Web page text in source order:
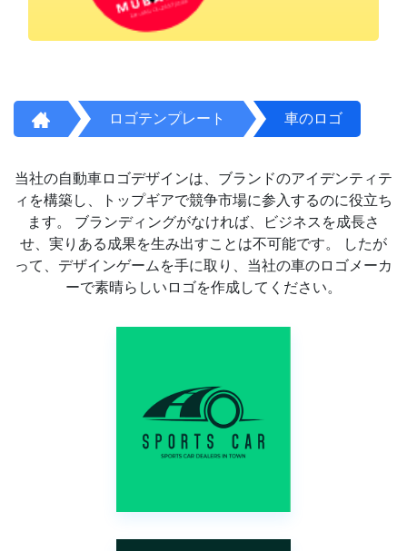
ロゴテンプレート 車のロゴ
当社の自動車ロゴデザインは、ブランドのアイデンティテ
ィを構築し、トップギアで競争市場に参入するのに役立ち
ます。 ブランディングがなければ、ビジネスを成長さ
せ、実りある成果を生み出すことは不可能です。 したが
って、デザインゲームを手に取り、当社の車のロゴメーカ
ーで素晴らしいロゴを作成してください。